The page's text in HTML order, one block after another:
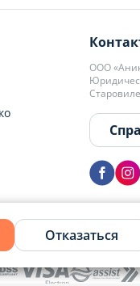
ООО
Отказаться